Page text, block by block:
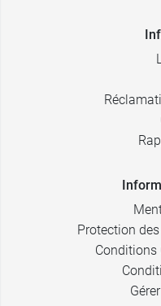
Protection
Conditions